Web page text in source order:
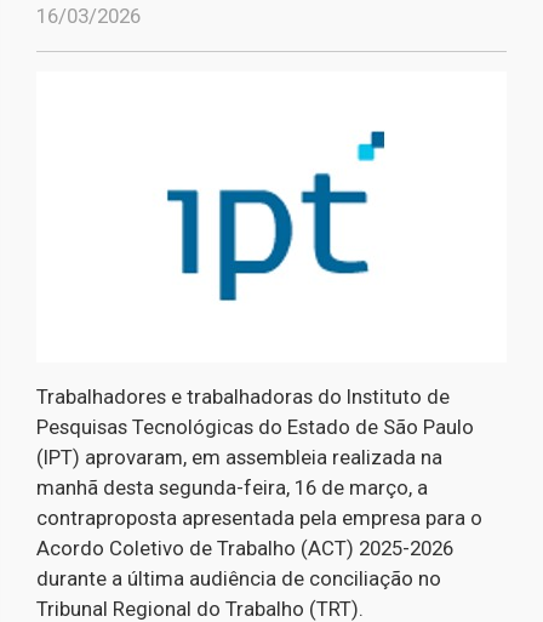
16/03/2026
Trabalhadores e trabalhadoras do Instituto de
Pesquisas Tecnológicas do Estado de São Paulo
(IPT) aprovaram, em assembleia realizada na
manhã desta segunda-feira, 16 de março, a
contraproposta apresentada pela empresa para o
Acordo Coletivo de Trabalho (ACT) 2025-2026
durante a última audiência de conciliação no
Tribunal Regional do Trabalho (TRT).